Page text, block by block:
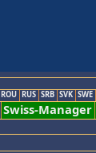
ROU RUS SRB SVK SWE
Swiss-Manager